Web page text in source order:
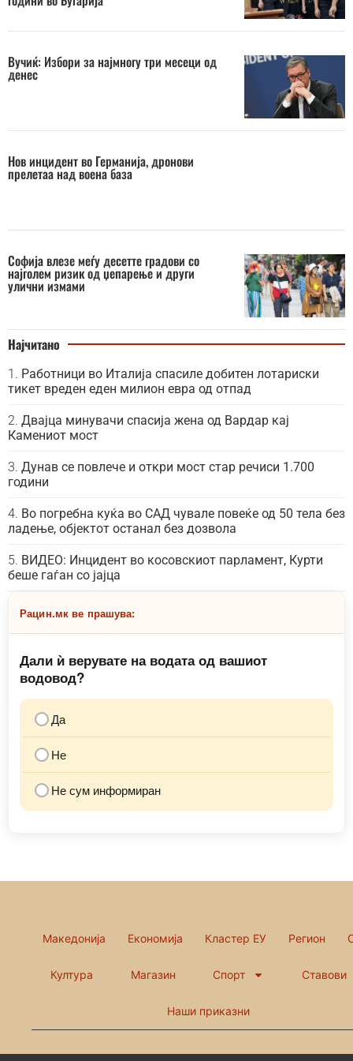
Вучиќ: Избори за најмногу три месеци од
денес
Нов инцидент во Германија, дронови
прелетаа над воена база
Софија влезе меѓу десетте градови со
најголем ризик од џепарење и други
улични измами
Најчитано
Работници во Италија спасиле добитен лотариски
тикет вреден еден милион евра од отпад
Двајца минувачи спасија жена од Вардар кај
Камениот мост
Дунав се повлече и откри мост стар речиси 1.700
години
Во погребна куќа во САД чувале повеќе од 50 тела без
ладење, објектот останал без дозвола
ВИДЕО: Инцидент во косовскиот парламент, Курти
беше гаѓан со јајца
Рацин.мк ве прашува:
Дали ѝ верувате на водата од вашиот
водовод?
Да
Не
Не сум информиран
Македонија Економија Кластер ЕУ Регион
Култура Магазин Спорт Ставови
Наши приказни